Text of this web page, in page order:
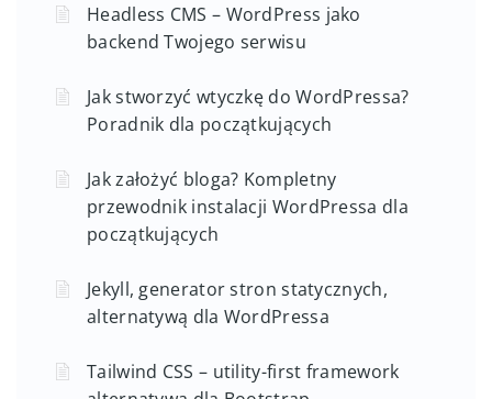
Headless CMS – WordPress jako
backend Twojego serwisu
Jak stworzyć wtyczkę do WordPressa?
Poradnik dla początkujących
Jak założyć bloga? Kompletny
przewodnik instalacji WordPressa dla
początkujących
Jekyll, generator stron statycznych,
alternatywą dla WordPressa
Tailwind CSS – utility-first framework